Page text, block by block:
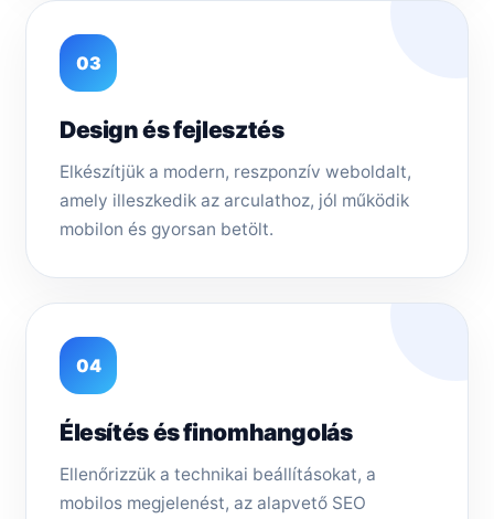
03
Design és fejlesztés
Elkészítjük a modern, reszponzív weboldalt,
amely illeszkedik az arculathoz, jól működik
mobilon és gyorsan betölt.
04
Élesítés és finomhangolás
Ellenőrizzük a technikai beállításokat, a
mobilos megjelenést, az alapvető SEO